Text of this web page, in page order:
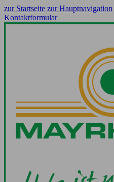
zur Startseite zur Hauptnavigation
Kontaktformular